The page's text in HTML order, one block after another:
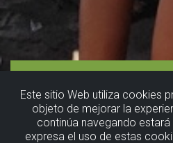
Este sitio Web utiliza cookies
objeto de mejorar la
continúa navegando
expresa el uso de estas